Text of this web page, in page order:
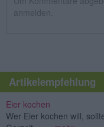
Artikelempfehlung
Eier kochen
Wer Eier kochen will,